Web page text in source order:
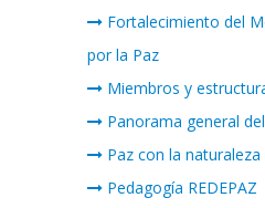
Fortalecimiento del
por la Paz
Miembros y
Panorama general
Paz con la naturaleza
Pedagogía REDEPAZ